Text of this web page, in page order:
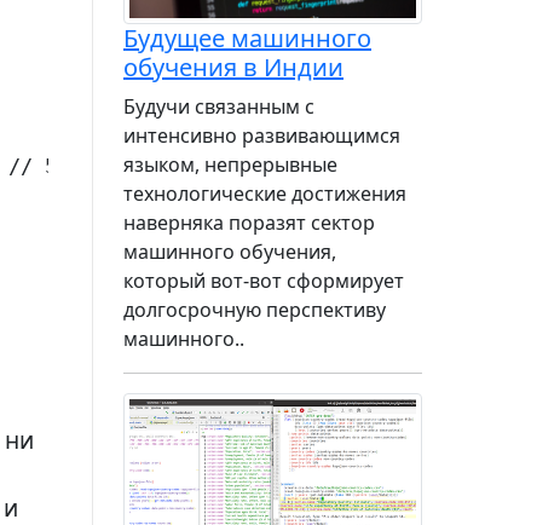
57271
Будущее машинного
обучения в Индии
Будучи связанным с
интенсивно развивающимся
языком, непрерывные
технологические достижения
наверняка поразят сектор
машинного обучения,
который вот-вот сформирует
долгосрочную перспективу
машинного..